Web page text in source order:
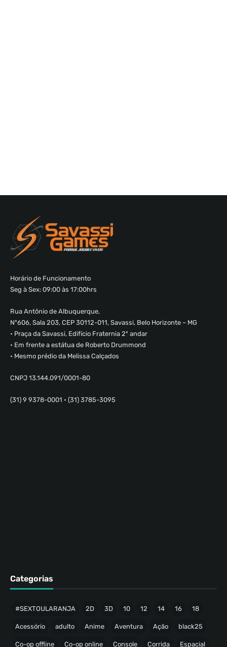
Horário de Funcionamento
Seg à Sex: 09:00 às 17:00hrs
Rua Antônio de Albuquerque,
Nº606, Sala 203, CEP 30112-011, Savassi, Belo Horizonte – MG
• Praça da Savassi, Edifício Fraternia 2º andar
• Em frente a estátua de Roberto Drummond
• Mesmo prédio da Melissa Calçados
CNPJ 13.144.091/0001-80
(31) 9 9378-0001 • (31) 3785-3095
Categorias
#SEXTOULARANJA 2D 3D 10 12 14 16 18
Acessório adulto Anime Aventura Ação black25
Co-op offline Co-op online Console Corrida Espacial